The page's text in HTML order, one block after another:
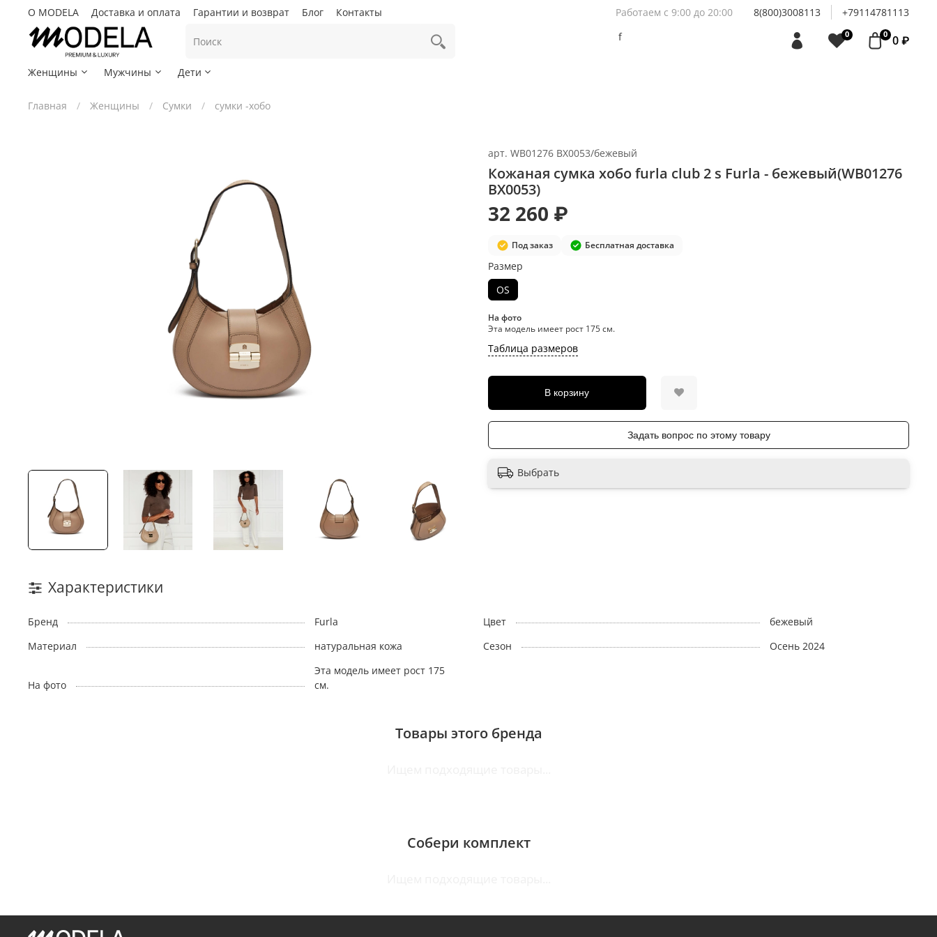
О MODELA Доставка и оплата Гарантии и возврат Блог Контакты Работаем с 9:00 до 20:00 8(800)3008113
+79114781113
f
0 0 0 ₽
Женщины Мужчины Дети
Главная Женщины Сумки сумки -хобо
арт. WB01276 BX0053/бежевый
Кожаная сумка хобо furla club 2 s Furla - бежевый(WB01276
BX0053)
Под заказ Бесплатная доставка
32 260 ₽
Таблица размеров
В корзину
Размер
OS
На фото
Эта модель имеет рост 175 см.
Задать вопрос по этому товару
Выбрать
Характеристики
Бренд Furla Цвет
бежевый
Материал
натуральная кожа Сезон Осень 2024
На фото
Эта модель имеет рост 175
см.
Товары этого бренда
Собери комплект